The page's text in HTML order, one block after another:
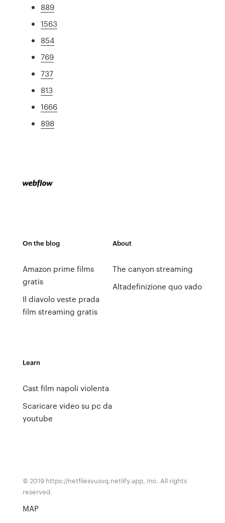
889
1563
854
769
737
813
1666
898
On the blog
Amazon prime films
gratis
Il diavolo veste prada
film streaming gratis
About
The canyon streaming
Altadefinizione quo vado
Learn
Cast film napoli violenta
Scaricare video su pc da
youtube
© 2019 https://netfilesvusvq.netlify.app, Inc. All rights
reserved.
MAP